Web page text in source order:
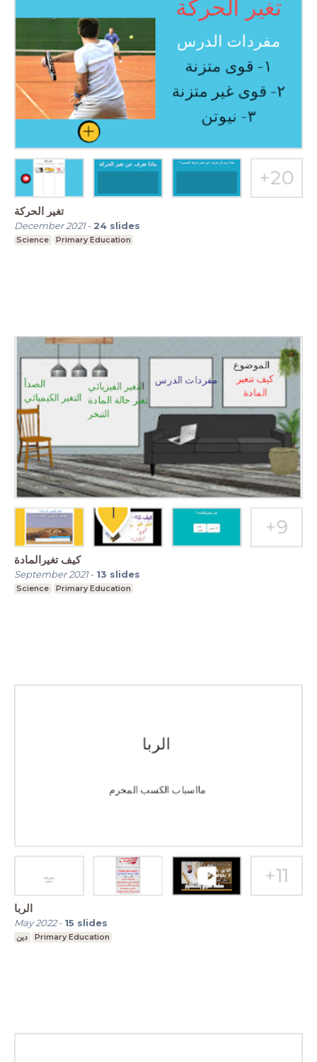
تغير الحركة
December 2021- 24 slides
Science Primary Education
كيف تغيرالمادة
September 2021- 13 slides
Science Primary Education
الربا
May 2022- 15 slides
دين Primary Education